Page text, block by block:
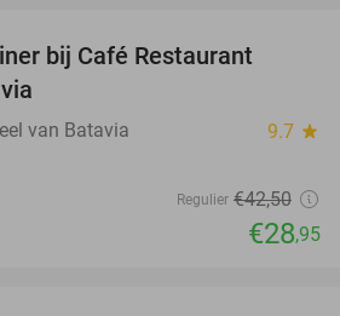
bij Café Restaurant
van Batavia 9.7 star
Regulier €42,50
€28,95